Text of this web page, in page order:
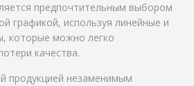
предпочтительным выбором
графикой, используя линейные и
которые можно легко
качества.
продукцией незаменимым